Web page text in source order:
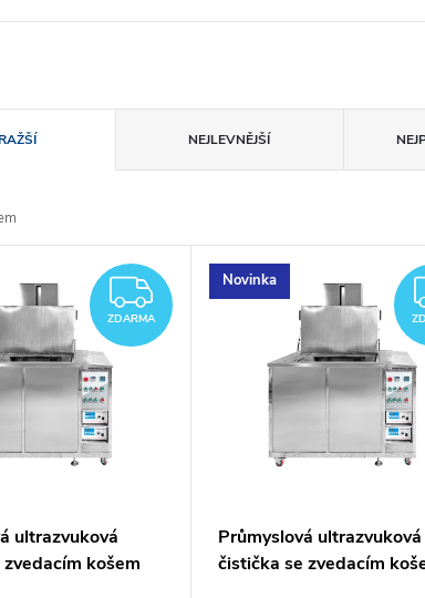
NEJLEVNĚJŠÍ
ZDARMA
ZDARMA
ultrazvuková
košem
Novinka
Průmyslová ultrazvuková
čistička se zvedacím